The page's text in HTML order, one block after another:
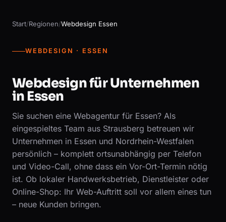
Start/Regionen/Webdesign Essen
WEBDESIGN · ESSEN
Webdesign für Unternehmen
in Essen
Sie suchen eine Webagentur für Essen? Als
eingespieltes Team aus Strausberg betreuen wir
Unternehmen in Essen und Nordrhein-Westfalen
persönlich – komplett ortsunabhängig per Telefon
und Video-Call, ohne dass ein Vor-Ort-Termin nötig
ist. Ob lokaler Handwerksbetrieb, Dienstleister oder
Online-Shop: Ihr Web-Auftritt soll vor allem eines tun
– neue Kunden bringen.